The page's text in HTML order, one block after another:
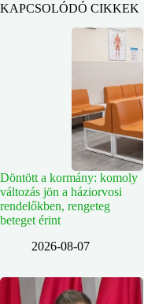
KAPCSOLÓDÓ CIKKEK
Döntött a kormány: komoly
változás jön a háziorvosi
rendelőkben, rengeteg
beteget érint
2026-08-07